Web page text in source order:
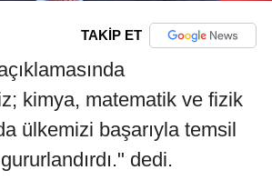
TAKİP ET
kimya, matematik ve fizik
ülkemizi başarıyla temsil
dedi.